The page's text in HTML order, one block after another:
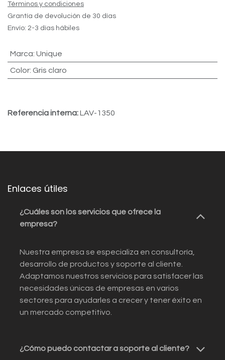
Términos y condiciones
Grantía de devolución de 30 días
Envío: 2-3 días hábiles
Marca: Unique
Color: Gris claro
Referencia interna:LAV-1350
Enlaces útiles
¿Cuáles son los servicios que ofrece la
empresa?
Nuestra empresa se especializa en consultoría,
desarrollo de productos y soporte al cliente.
Adaptamos nuestros servicios para satisfacer las
necesidades únicas de empresas en varios
sectores para ayudarles a crecer y tener éxito en
un mercado competitivo.
¿Cómo puedo contactar a soporte al cliente?